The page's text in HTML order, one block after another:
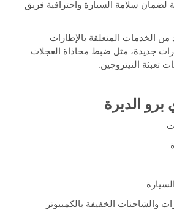
لضمان سلامة السيارة واحترافية فريق
من الخدمات المتعلقة بالإطارات
جديدة، مثل ضبط محاذاة العجلات
تعبئة النيتروجين.
الديرة
والشاحنات الخفيفة بالكمبيوتر